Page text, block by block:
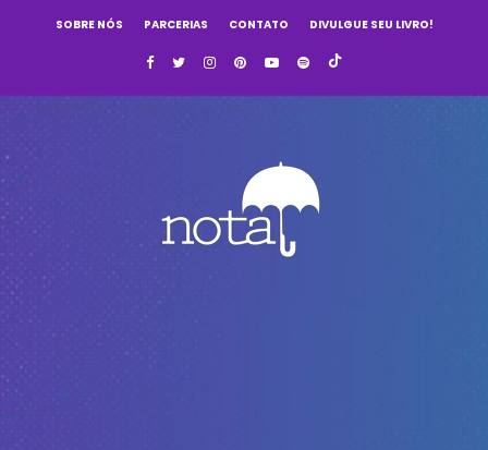
SOBRE NÓS PARCERIAS CONTATO DIVULGUE SEU LIVRO!